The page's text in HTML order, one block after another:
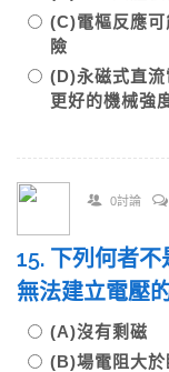
(C)電樞反應
險
(D)永磁式直
更好的機械強
0討論
15. 下列何者
無法建立電壓
(A)沒有剩磁
(B)場電阻大